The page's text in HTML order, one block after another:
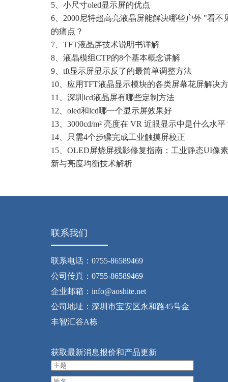
5、 小尺寸oled显示屏的优点
6、 2000尼特超高亮液晶屏能解决哪些户外 "看不
的痛点？
7、 TFT液晶屏技术说明书详解
8、 液晶模组CTP的8个基本概念讲解
9、 tft显示屏显示反了的最简单调整方法
10、 应用TFT液晶显示模块的各类屏幕花屏解决
11、 深圳lcd液晶屏有哪些定制方法
12、 oled和lcd哪一个显示屏效果好
13、 3000cd/m² 亮度在 VR 近眼显示中是什么水平
14、
只需4个步骤完成工业触摸屏校正
15、 OLED屏烧屏残影修复指南：工业静态UI像
新与亮度均衡技术解析
联系我们
联系电话：0755-86589469
公司传真：0755-86589469
企业邮箱：info@aoshite.net
公司地址：深圳市宝安区永和路45号金
丰智汇谷A栋
获取最新消息报价和产品更新